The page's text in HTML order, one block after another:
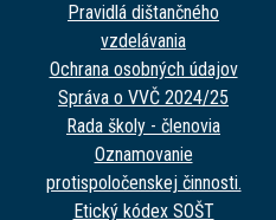
Pravidlá dištančného
vzdelávania
Ochrana osobných údajov
Správa o VVČ 2024/25
Rada školy - členovia
Oznamovanie
protispoločenskej činnosti.
Etický kódex SOŠT